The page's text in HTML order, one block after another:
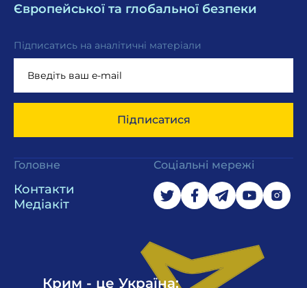
Європейської та глобальної безпеки
Підписатись на аналітичні матеріали
Підписатися
Головне
Контакти
Медіакіт
Соціальні мережі
Крим - це Україна: